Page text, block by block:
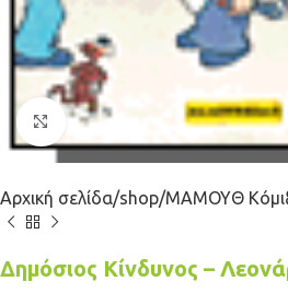
Κλικ για μεγέθυνση
Αρχική σελίδα shop ΜΑΜΟΥΘ
Δημόσιος Κίνδυνος –